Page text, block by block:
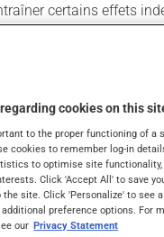
certains effets
notamment :
de la constipation -
prenez plus de
peut réagir
vous croyez que ce
qui vous incommode,
ou non, discutez-en
de la santé. Il ou
si votre traitement en
vous aider à bien
cookies on this
to the proper functioning of a
cookies to remember log-in
to optimise site
Click 'Accept All' to save
the site. Click 'Personalize' to see
preference options. For
our Privacy Statement